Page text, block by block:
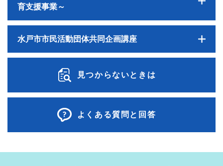
育支援事業～
水戸市市民活動団体共同企画講座
見つからないときは
よくある質問と回答